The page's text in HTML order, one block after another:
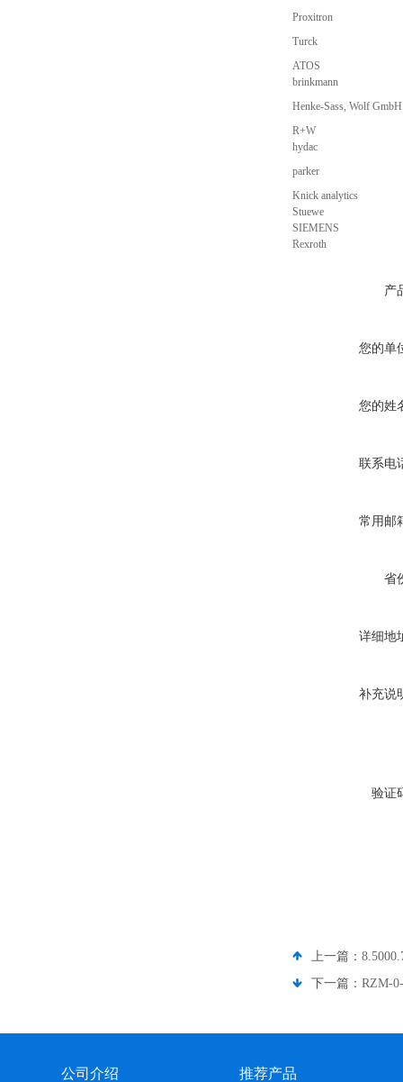
Proxitron
Turck
ATOS
brinkmann
Henke-Sass, Wolf GmbH
R+W
hydac
parker
Knick analytics
Stuewe
SIEMENS
Rexroth
产
您的单
您的姓
联系电
常用邮
省
详细地
补充说
验证
上一篇：
下一篇： RZM-
公司介绍 推荐产品